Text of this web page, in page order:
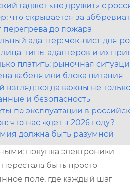
гаджет «не дружит» с
что скрывается за
перегрева до пожара
адаптер: чек-лист для
типы адаптеров и их
платить: рыночная
кабеля или блока питания
когда важны не
и безопасность
по эксплуатации в
что нас ждет в 2026 году?
должна быть разумной
покупка электроники
перестала быть просто
поле, где каждый шаг